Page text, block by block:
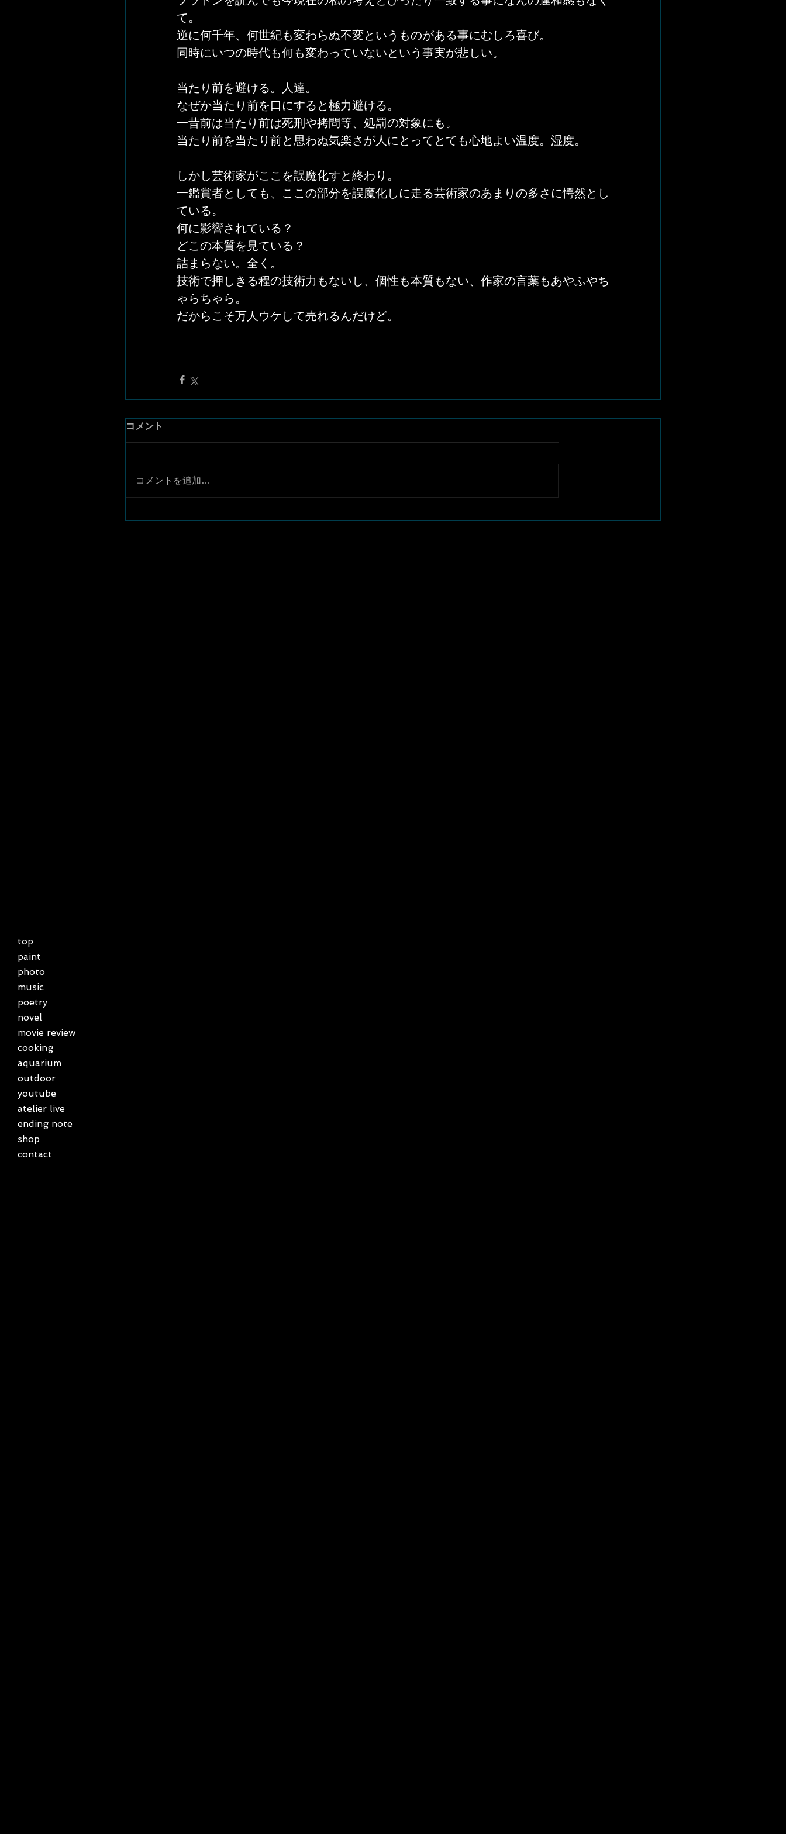
top
paint
photo
music
poetry
novel
movie review
cooking
aquarium
outdoor
youtube
atelier live
ending note
shop
contact
て。
逆に何千年、何世紀も変わらぬ不変というものがある事にむしろ喜び。
同時にいつの時代も何も変わっていないという事実が悲しい。
当たり前を避ける。人達。
なぜか当たり前を口にすると極力避ける。
一昔前は当たり前は死刑や拷問等、処罰の対象にも。
当たり前を当たり前と思わぬ気楽さが人にとってとても心地よい温度。湿度。
しかし芸術家がここを誤魔化すと終わり。
一鑑賞者としても、ここの部分を誤魔化しに走る芸術家のあまりの多さに愕然とし
ている。
何に影響されている？
どこの本質を見ている？
詰まらない。全く。
技術で押しきる程の技術力もないし、個性も本質もない、作家の言葉もあやふやち
ゃらちゃら。
だからこそ万人ウケして売れるんだけど。
コメント
コメントを追加…